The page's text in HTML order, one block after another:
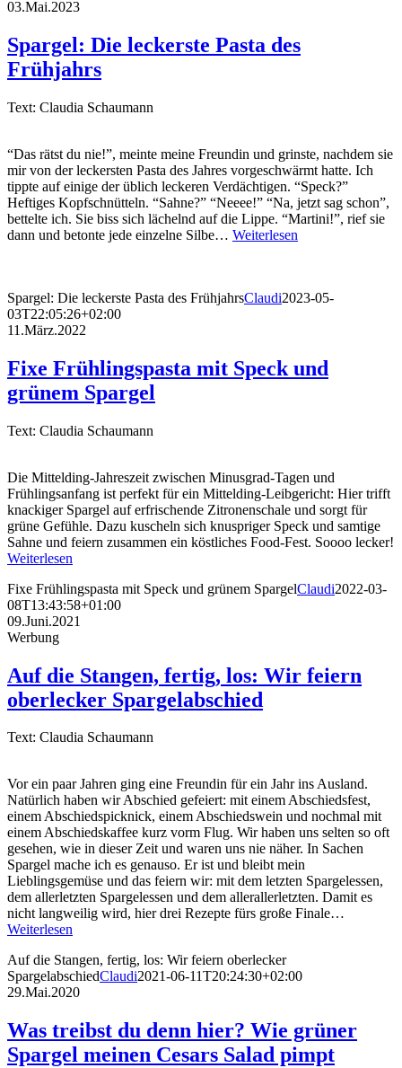
03.Mai.2023
Spargel: Die leckerste Pasta des
Frühjahrs
Text: Claudia Schaumann
“Das rätst du nie!”, meinte meine Freundin und grinste, nachdem sie
mir von der leckersten Pasta des Jahres vorgeschwärmt hatte. Ich
tippte auf einige der üblich leckeren Verdächtigen. “Speck?”
Heftiges Kopfschnütteln. “Sahne?” “Neeee!” “Na, jetzt sag schon”,
bettelte ich. Sie biss sich lächelnd auf die Lippe. “Martini!”, rief sie
dann und betonte jede einzelne Silbe… Weiterlesen
Spargel: Die leckerste Pasta des FrühjahrsClaudi2023-05-
03T22:05:26+02:00
11.März.2022
Fixe Frühlingspasta mit Speck und
grünem Spargel
Text: Claudia Schaumann
Die Mittelding-Jahreszeit zwischen Minusgrad-Tagen und
Frühlingsanfang ist perfekt für ein Mittelding-Leibgericht: Hier trifft
knackiger Spargel auf erfrischende Zitronenschale und sorgt für
grüne Gefühle. Dazu kuscheln sich knuspriger Speck und samtige
Sahne und feiern zusammen ein köstliches Food-Fest. Soooo lecker!
Weiterlesen
Fixe Frühlingspasta mit Speck und grünem SpargelClaudi2022-03-
08T13:43:58+01:00
09.Juni.2021
Werbung
Auf die Stangen, fertig, los: Wir feiern
oberlecker Spargelabschied
Text: Claudia Schaumann
Vor ein paar Jahren ging eine Freundin für ein Jahr ins Ausland.
Natürlich haben wir Abschied gefeiert: mit einem Abschiedsfest,
einem Abschiedspicknick, einem Abschiedswein und nochmal mit
einem Abschiedskaffee kurz vorm Flug. Wir haben uns selten so oft
gesehen, wie in dieser Zeit und waren uns nie näher. In Sachen
Spargel mache ich es genauso. Er ist und bleibt mein
Lieblingsgemüse und das feiern wir: mit dem letzten Spargelessen,
dem allerletzten Spargelessen und dem allerallerletzten. Damit es
nicht langweilig wird, hier drei Rezepte fürs große Finale…
Weiterlesen
Auf die Stangen, fertig, los: Wir feiern oberlecker
SpargelabschiedClaudi2021-06-11T20:24:30+02:00
29.Mai.2020
Was treibst du denn hier? Wie grüner
Spargel meinen Cesars Salad pimpt